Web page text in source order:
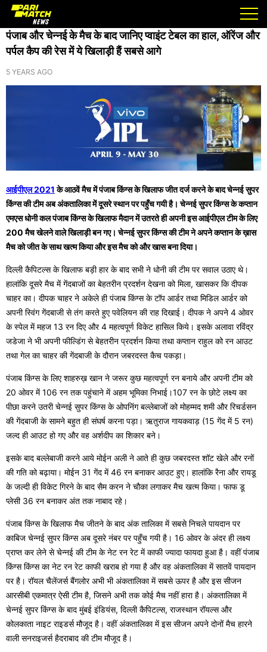
Home / Ipl पंजाब और चेन्नई के मैच के बाद जानिए प्वाइंट टेबल का हाल, ऑरेंज और पर्पल कैप की रेस में ये खिलाड़ी हैं सबसे आगे
पंजाब और चेन्नई के मैच के बाद जानिए प्वाइंट टेबल का हाल, ऑरेंज और
पर्पल कैप की रेस में ये खिलाड़ी हैं सबसे आगे
5 YEARS AGO
आईपीएल 2021के आठवें मैच में पंजाब किंग्स के खिलाफ जीत दर्ज करने के बाद चेन्नई सुपर
किंग्स की टीम अब अंकतालिका में दूसरे स्थान पर पहुँच गयी है। चेन्नई सुपर किंग्स के कप्तान
एमएस धोनी कल पंजाब किंग्स के खिलाफ मैदान में उतरते ही अपनी इस आईपीएल टीम के लिए
200 मैच खेलने वाले खिलाड़ी बन गए। चेन्नई सुपर किंग्स की टीम ने अपने कप्तान के ख़ास
मैच को जीत के साथ खत्म किया और इस मैच को और खास बना दिया।
दिल्ली कैपिटल्स के खिलाफ बड़ी हार के बाद सभी ने धोनी की टीम पर सवाल उठाए थे।
हालांकि दूसरे मैच में गेंदबाजों का बेहतरीन प्रदर्शन देखना को मिला, खासकर कि दीपक
चाहर का। दीपक चाहर ने अकेले ही पंजाब किंग्स के टॉप आर्डर तथा मिडिल आर्डर को
अपनी स्विंग गेंदबाजी से तंग करते हुए पवेलियन की राह दिखाई। दीपक ने अपने 4 ओवर
के स्पेल में महज 13 रन दिए और 4 महत्वपूर्ण विकेट हासिल किये। इसके अलावा रविंद्र
जडेजा ने भी अपनी फील्डिंग से बेहतरीन प्रदर्शन किया तथा कप्तान राहुल को रन आउट
तथा गेल का चाहर की गेंदबाजी के दौरान जबरदस्त कैच पकड़ा।
पंजाब किंग्स के लिए शाहरुख़ खान ने जरूर कुछ महत्वपूर्ण रन बनाये और अपनी टीम को
20 ओवर में 106 रन तक पहुंचाने में अहम भूमिका निभाई।107 रन के छोटे लक्ष्य का
पीछा करने उतरी चेन्नई सुपर किंग्स के ओपनिंग बल्लेबाजों को मोहम्मद शमी और रिचर्डसन
की गेंदबाजी के सामने बहुत ही संघर्ष करना पड़ा। ऋतुराज गायकवाड़ (15 गेंद में 5 रन)
जल्द ही आउट हो गए और वह अर्शदीप का शिकार बने।
इसके बाद बल्लेबाजी करने आये मोईन अली ने आते ही कुछ जबरदस्त शॉट खेले और रनों
की गति को बढ़ाया। मोईन 31 गेंद में 46 रन बनाकर आउट हुए। हालांकि रैना और रायडू
के जल्दी ही विकेट गिरने के बाद सैम करन ने चौका लगाकर मैच खत्म किया। फाफ डू
प्लेसी 36 रन बनाकर अंत तक नाबाद रहे।
​​पंजाब किंग्स के खिलाफ मैच जीतने के बाद अंक तालिका में सबसे निचले पायदान पर
काबिज चेन्नई सुपर किंग्स अब दूसरे नंबर पर पहुँच गयी है। 16 ओवर के अंदर ही लक्ष्य
प्राप्त कर लेने से चेन्नई की टीम के नेट रन रेट में काफी ज्यादा फायदा हुआ है। वहीं पंजाब
किंग्स किंग्स का नेट रन रेट काफी खराब हो गया है और वह अंकतालिका में सातवें पायदान
पर है। रॉयल चैलेंजर्स बैंगलोर अभी भी अंकतालिका में सबसे ऊपर है और इस सीजन
आरसीबी एकमात्र ऐसी टीम है, जिसने अभी तक कोई मैच नहीं हारा है। अंकतालिका में
चेन्नई सुपर किंग्स के बाद मुंबई इंडियंस, दिल्ली कैपिटल्स, राजस्थान रॉयल्स और
कोलकाता नाइट राइडर्स मौजूद है। वहीं अंकतालिका में इस सीजन अपने दोनों मैच हारने
वाली सनराइजर्स हैदराबाद की टीम मौजूद है।